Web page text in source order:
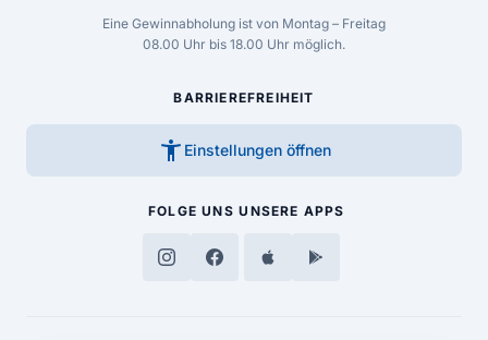
Eine Gewinnabholung ist von Montag – Freitag
08.00 Uhr bis 18.00 Uhr möglich.
BARRIEREFREIHEIT
accessibility_new Einstellungen öffnen
FOLGE UNS UNSERE APPS